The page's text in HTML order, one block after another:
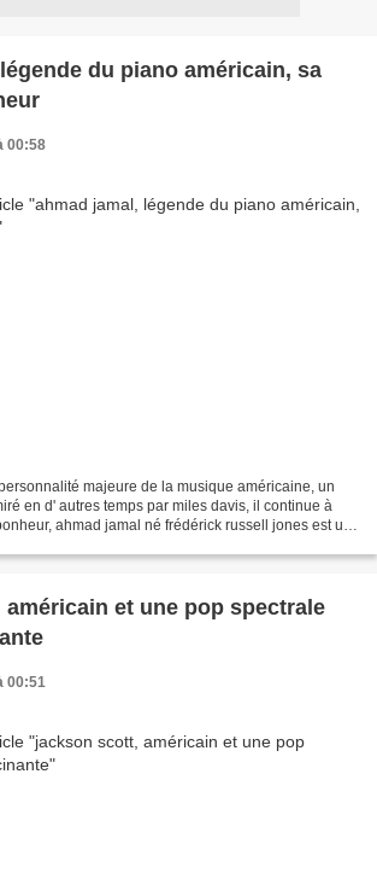
du piano américain, sa
00:58
majeure de la musique américaine, un
en d' autres temps par miles davis, il continue à
ahmad jamal né frédérick russell jones est un
et une pop spectrale
00:51